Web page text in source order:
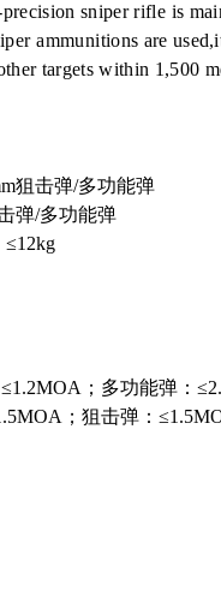
precision sniper rifle is
ammunitions are
targets within 1,500
狙击弹/多功能弹
弹/多功能弹
；多功能弹：
；狙击弹：